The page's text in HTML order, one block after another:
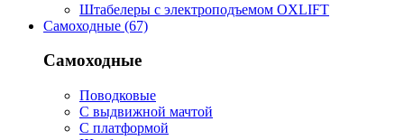
Штабелеры с электроподъемом OXLIFT
Самоходные (67)
Самоходные
Поводковые
С выдвижной мачтой
С платформой